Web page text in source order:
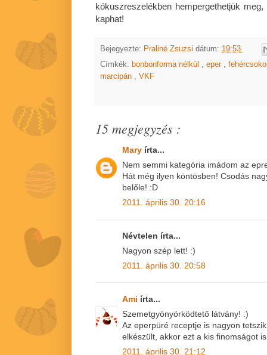
kókuszreszelékben hempergethetjük
kaphat!
Bejegyezte: Praliné Zsuzsi dátum: 19:53
Címkék: bonbonforma nélkül , eper ,
marcipán , VKF
15 megjegyzés :
Mary írta...
Nem semmi kategória imádom az
Hát még ilyen köntösben! Csodás
belőle! :D
2011. április 30. 20:16
Névtelen írta...
Nagyon szép lett! :)
2011. április 30. 20:58
Ami írta...
Szemetgyönyörködtető látvány! :)
Az eperpüré receptje is nagyon
elkészült, akkor ezt a kis finomságot
2011. április 30. 21:12